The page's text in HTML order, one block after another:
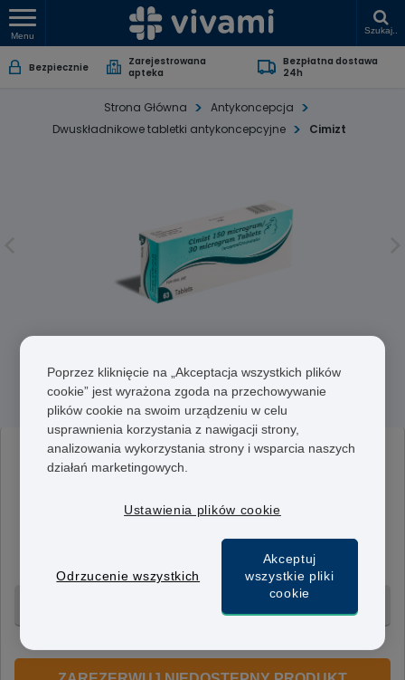
Menu
Szukaj..
Bezpiecznie
Zarejestrowana
apteka
Bezpłatna dostawa
24h
Strona Główna
Antykoncepcja
Dwuskładnikowe tabletki antykoncepcyjne
Cimizt
Ethinylestradiol/Desogestrel
Cimizt
Jedna tabletka zawiera 150 mikrogramów desogestrelu
przyjmować raz dziennie przez 21 dni cyklu
Poprzez kliknięcie na „Akceptacja wszystkich plików
cookie” jest wyrażona zgoda na przechowywanie
plików cookie na swoim urządzeniu w celu
usprawnienia korzystania z nawigacji strony,
analizowania wykorzystania strony i wsparcia naszych
działań marketingowych.
Ustawienia plików cookie
Odrzucenie wszystkich
Akceptuj
wszystkie pliki
cookie